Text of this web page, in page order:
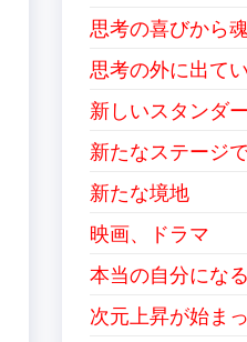
思考の喜びから
思考の外に出て
新しいスタンダ
新たなステージ
新たな境地
映画、ドラマ
本当の自分にな
次元上昇が始ま